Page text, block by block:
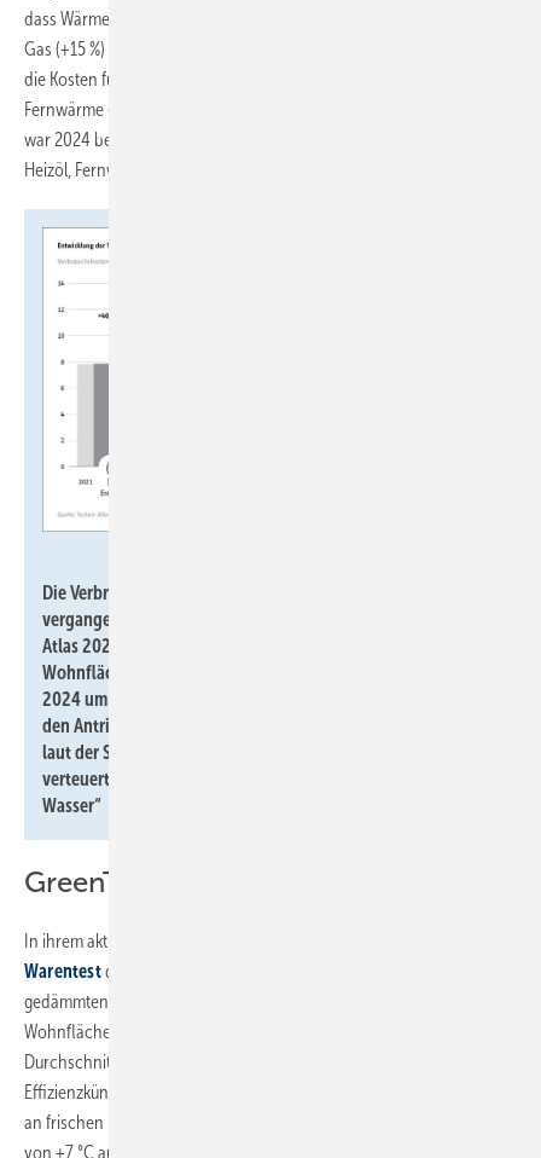
dass Wärmepumpen im Vergleich die günstigste Heizoption bleiben:
Gas (+15 %) und Holzpellets (+20 %) werden deutlich teurer, während
die Kosten für Wärmepumpen (+5 %), Heizöl (+3 %) und
Fernwärme (+2 %) nur moderat ansteigen. Fernwärme ist 2025 und
war 2024 bereits die teuerste der untersuchten Heizarten Erdgas,
Heizöl, Fernwärme, Wärmepumpe und Holzpellets.
Die Verbrauchskosten für fossile Brennstoffe sind in den
vergangenen Jahren dramatisch gestiegen, wie der „Techem
Atlas 2025 für Energie, Wärme & Wasser“ berichtet: Pro m
Wohnfläche verteuerte sich der Preis für Erdgas von 2021 bis
2024 um insgesamt 40,6 %, bei Heizöl waren es 47,3 %. Der für
den Antrieb einer Wärmepumpe erforderliche Strom hat sich
laut der Studie mit einem Anstieg von 1,8 Prozent nur moderat
verteuert. Quelle: „Techem Atlas 2025 für Energie, Wärme &
Wasser“
GreenTech überzeugt im Altbau
In ihrem aktuellen Wärmepumpen-Test prüfte die
Warentestdie Leistung von Wärmepumpen in einem nur mäßig
gedämmten Modell-Altbau, der im Jahr 150 kWh Heizenergie je m
Wohnfläche benötigt. Das entspricht in etwa dem deutschen
Durchschnitt. Die Wärmepumpen zeigten sich im Test als echte
Effizienzkünstler: Mit klassischen Heizkörpern kommen die Systeme
an frischen Herbsttagen im Modell-Altbau bei einer Außentemperatur
von +7 °C auf eine Arbeitszahl von gut 4 – liefern also etwa die